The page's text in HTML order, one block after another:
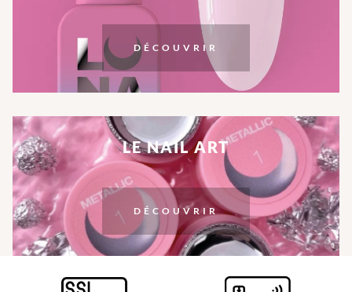
DÉCOUVRIR
LE NAIL ART
DÉCOUVRIR